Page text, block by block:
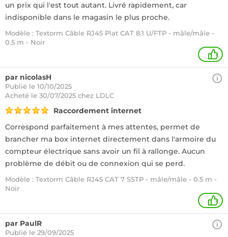
un prix qui l'est tout autant. Livré rapidement, car
indisponible dans le magasin le plus proche.
Modèle : Textorm Câble RJ45 Plat CAT 8.1 U/FTP - mâle/mâle -
0.5 m - Noir
+
par nicolasH
Publié le 10/10/2025
Acheté le 30/07/2025 chez LDLC
Raccordement internet
Correspond parfaitement à mes attentes, permet de
brancher ma box internet directement dans l'armoire du
compteur électrique sans avoir un fil à rallonge. Aucun
problème de débit ou de connexion qui se perd.
Modèle : Textorm Câble RJ45 CAT 7 SSTP - mâle/mâle - 0.5 m -
Noir
+
par PaulR
Publié le 29/09/2025